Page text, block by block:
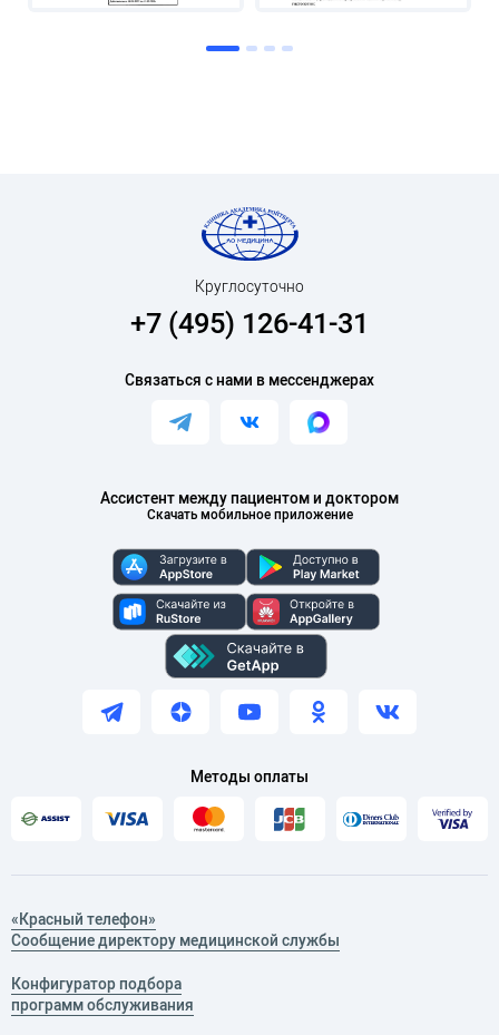
Ассистент между пациентом и доктором
Скачать мобильное приложение
Круглосуточно
+7 (495) 126-41-31
Связаться с нами в мессенджерах
Методы оплаты
«Красный телефон»
Сообщение директору медицинской службы
Конфигуратор подбора
программ обслуживания